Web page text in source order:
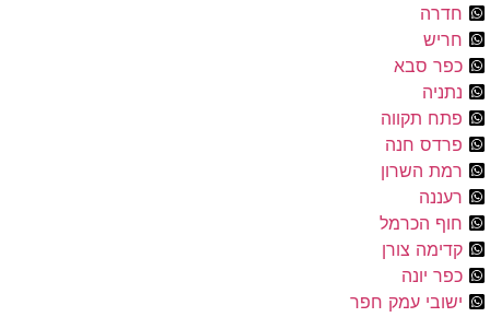
חדרה
חריש
כפר סבא
נתניה
פתח תקווה
פרדס חנה
רמת השרון
רעננה
חוף הכרמל
קדימה צורן
כפר יונה
ישובי עמק חפר